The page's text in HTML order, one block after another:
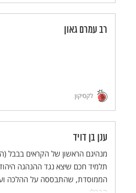
רב עמרם גאון
לקסיקון
ענן בן דויד
תלמיד חכם שיצא נגד ההנהגה
הממוסדת, שהתבססה על ההלכה